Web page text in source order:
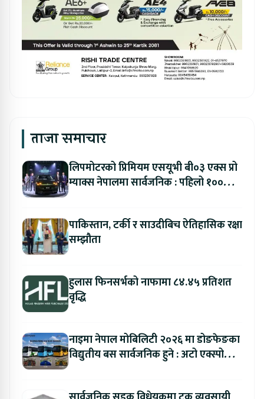
ताजा समाचार
लिपमोटरको प्रिमियम एसयूभी बी०३ एक्स प्रो
म्याक्स नेपालमा सार्वजनिक : पहिलो १००
पाकिस्तान, टर्की र साउदीबिच ऐतिहासिक रक्षा
सम्झौता
हुलास फिनसर्भको नाफामा ८४.४५ प्रतिशत
वृद्धि
नाइमा नेपाल मोबिलिटी २०२६ मा डोङफेङका
विद्युतीय बस सार्वजनिक हुने : अटो एक्स्पोमा